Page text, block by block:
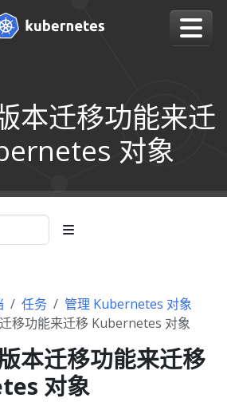
本迁移功能来迁
对象
任务
管理 Kubernetes 对象
移功能来迁移 Kubernetes 对象
本迁移功能来迁移
对象